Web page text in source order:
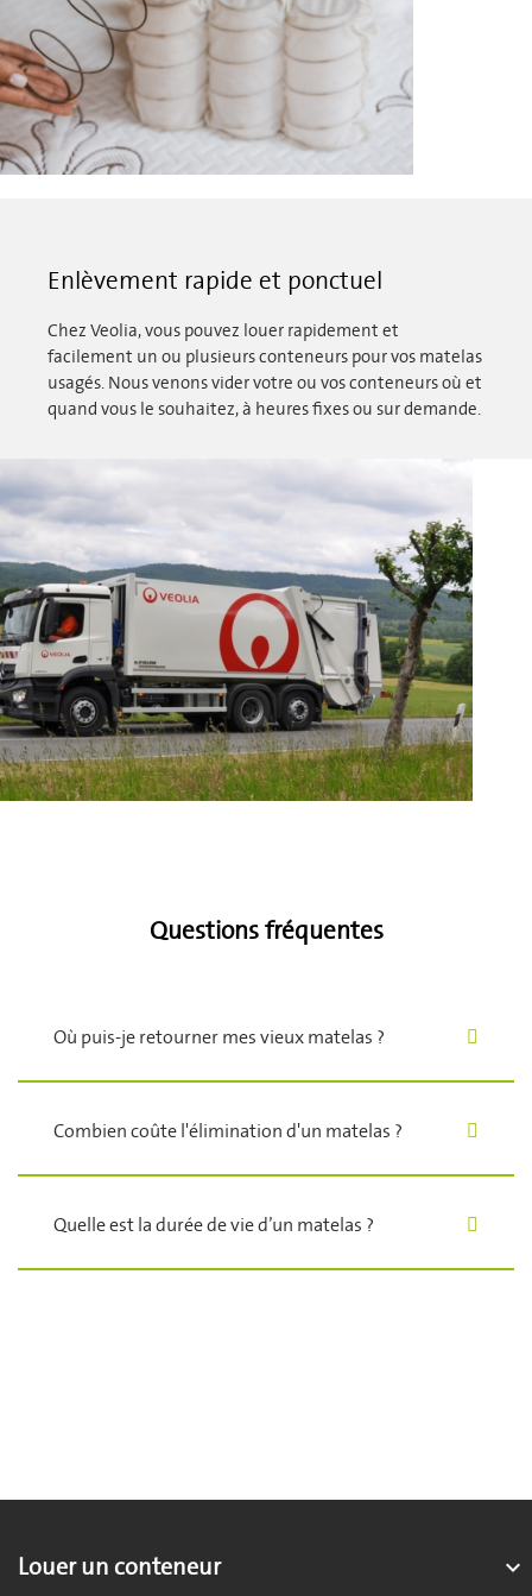
Enlèvement rapide et ponctuel
Chez Veolia, vous pouvez louer rapidement et
facilement un ou plusieurs conteneurs pour vos matelas
usagés. Nous venons vider votre ou vos conteneurs où et
quand vous le souhaitez, à heures fixes ou sur demande.
Questions fréquentes
Où puis-je retourner mes vieux matelas ?
Combien coûte l'élimination d'un matelas ?
Quelle est la durée de vie d’un matelas ?
Louer un conteneur 